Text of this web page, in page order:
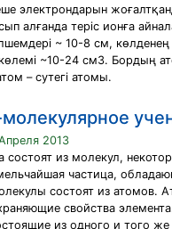
электрондарын
алғанда теріс ионға
~ 10-8 см,
~10-24 см3. Бордың
– сутегі атомы.
2013
состоят из молекул,
частица,
состоят из атомов.
свойства
из одного и того же